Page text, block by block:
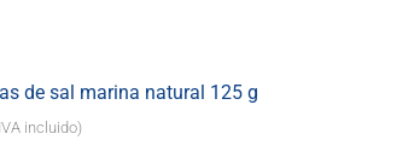
de sal marina natural 125 g
incluido)